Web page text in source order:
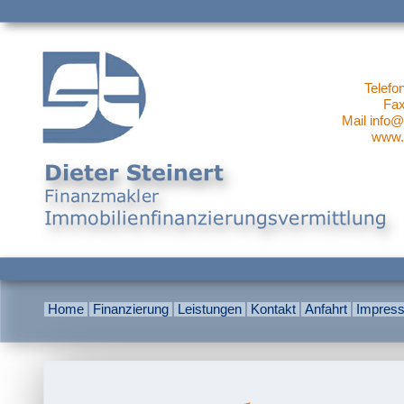
Home Finanzierung Leistungen Kontakt Anfahrt
Mail